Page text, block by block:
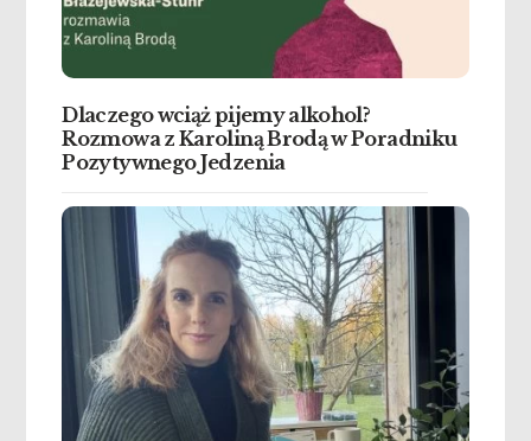
Dlaczego wciąż pijemy alkohol?
Rozmowa z Karoliną Brodą w Poradniku
Pozytywnego Jedzenia